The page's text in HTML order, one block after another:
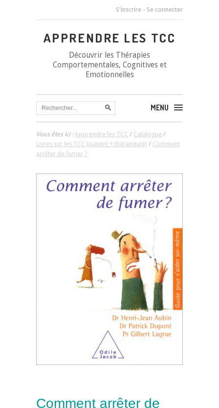
S'inscrire - Se connecter
APPRENDRE LES TCC
Découvrir les Thérapies
Comportementales, Cognitives et
Emotionnelles
MENU
Vous êtes ici :Apprendre les TCC / Catalogue /
Livres sur les TCC (patient + thérapeute) / Comment
arrêter de fumer ?
Comment arrêter de